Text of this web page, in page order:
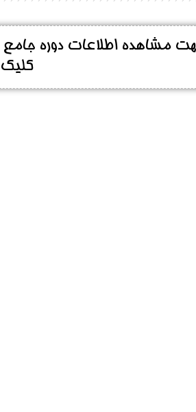
مشاهده اطلاعات دوره جامع
کلیک
: